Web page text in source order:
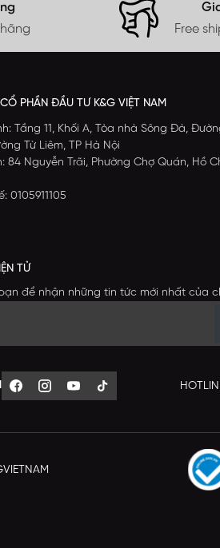
Free
PHẦN ĐẦU TƯ K&G VIỆT NAM
Tầng 11, Khối A, Tòa nhà Sông Đà,
Từ Liêm, TP Hà Nội
84 Nguyễn Trãi, Phường Chợ Quán, Hồ
0105911105
TỬ
để nhận những tin tức mới nhất của